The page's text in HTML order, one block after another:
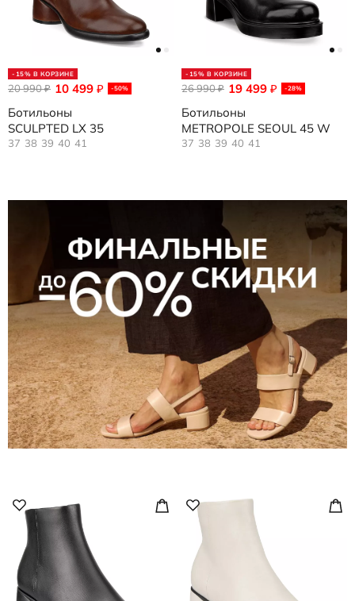
-15% В КОРЗИНЕ
10 499 ₽ -50%
20 990₽
Ботильоны
SCULPTED LX 35
37 38 39 40 41
-15% В КОРЗИНЕ
19 499 ₽ -28%
26 990₽
Ботильоны
METROPOLE SEOUL 45 W
37 38 39 40 41